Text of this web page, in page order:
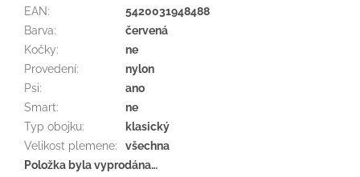
EAN:
5420031948488
Barva:
červená
Kočky:
ne
Provedení:
nylon
Psi:
ano
Smart:
ne
Typ obojku:
klasický
Velikost plemene:
všechna
Položka byla vyprodána…